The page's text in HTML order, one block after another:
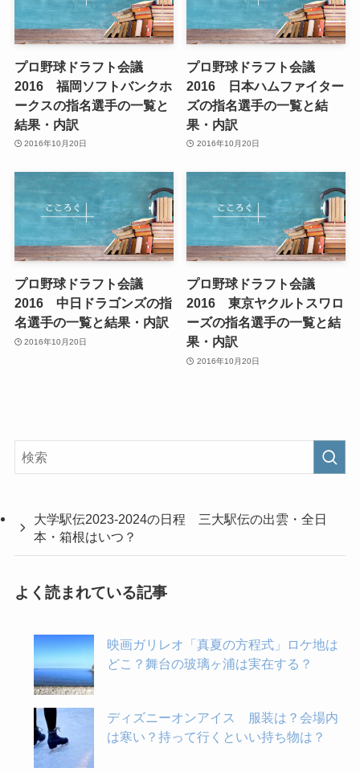
プロ野球ドラフト会議
2016 福岡ソフトバンクホ
ークスの指名選手の一覧と
結果・内訳
2016年10月20日
プロ野球ドラフト会議
2016 日本ハムファイター
ズの指名選手の一覧と結
果・内訳
2016年10月20日
プロ野球ドラフト会議
2016 中日ドラゴンズの指
名選手の一覧と結果・内訳
2016年10月20日
プロ野球ドラフト会議
2016 東京ヤクルトスワロ
ーズの指名選手の一覧と結
果・内訳
2016年10月20日
大学駅伝2023-2024の日程 三大駅伝の出雲・全日
本・箱根はいつ？
よく読まれている記事
映画ガリレオ「真夏の方程式」ロケ地は
どこ？舞台の玻璃ヶ浦は実在する？
ディズニーオンアイス 服装は？会場内
は寒い？持って行くといい持ち物は？